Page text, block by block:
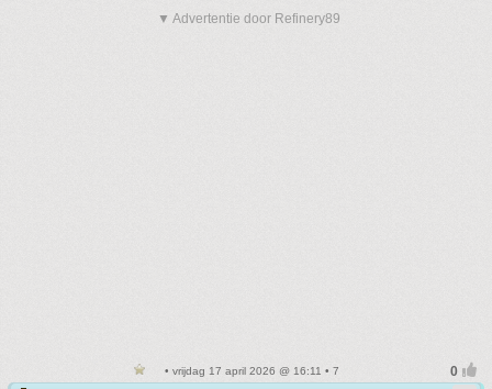
▼ Advertentie door Refinery89
• vrijdag 17 april 2026 @ 16:11 • 7